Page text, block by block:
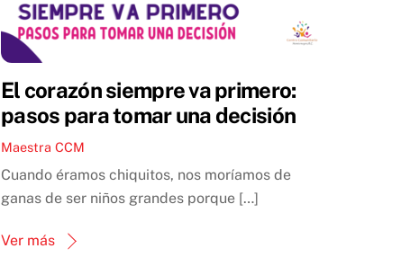
El corazón siempre va primero:
pasos para tomar una decisión
Maestra CCM
Cuando éramos chiquitos, nos moríamos de
ganas de ser niños grandes porque […]
Ver más